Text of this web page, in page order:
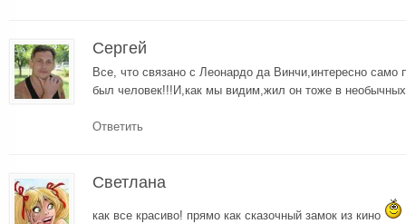
Сергей
Все, что связано с Леонардо да Винчи,интересно само
был человек!!!И,как мы видим,жил он тоже в
Ответить
Cветлана
как все красиво! прямо как сказочный замок из кино